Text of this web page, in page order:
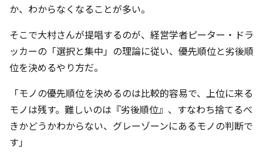
か、わからなくなることが多い。
そこで大村さんが提唱するのが、経営学者ピーター・ドラ
ッカーの「選択と集中」の理論に従い、優先順位と劣後順
位を決めるやり方だ。
「モノの優先順位を決めるのは比較的容易で、上位に来る
モノは残す。難しいのは『劣後順位』、すなわち捨てるべ
きかどうかわからない、グレーゾーンにあるモノの判断で
す」